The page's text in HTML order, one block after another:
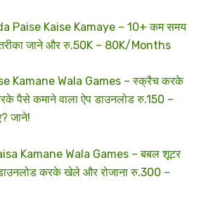
Paise Kaise Kamaye – 10+ कम समय
तरीका जाने और रु.50K – 80K/Months
Kamane Wala Games – स्क्रैच करके
पैसे कमाने वाला ऐप डाउनलोड रु.150 –
जाने!
Kamane Wala Games – बबल शूटर
करके खेले और रोजाना रु.300 –